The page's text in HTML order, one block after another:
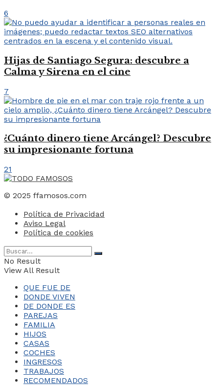
6
Hijas de Santiago Segura: descubre a
Calma y Sirena en el cine
7
¿Cuánto dinero tiene Arcángel? Descubre
su impresionante fortuna
21
© 2025 ffamosos.com
Política de Privacidad
Aviso Legal
Política de cookies
No Result
View All Result
QUE FUE DE
DONDE VIVEN
DE DONDE ES
PAREJAS
FAMILIA
HIJOS
CASAS
COCHES
INGRESOS
TRABAJOS
RECOMENDADOS